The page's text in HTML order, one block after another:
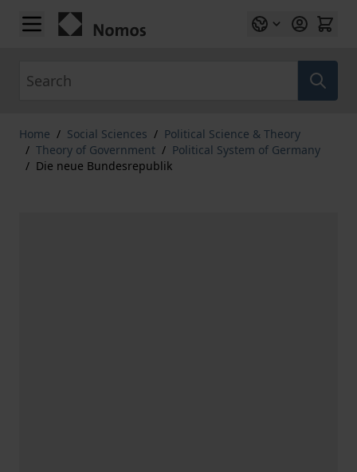
Skip to Content
Home / Social Sciences / Political Science & Theory
/ Theory of Government / Political System of Germany
/ Die neue Bundesrepublik